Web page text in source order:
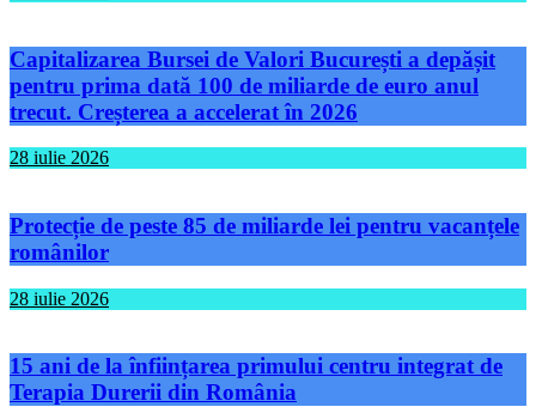
Capitalizarea Bursei de Valori București a depășit
pentru prima dată 100 de miliarde de euro anul
trecut. Creșterea a accelerat în 2026
28 iulie 2026
Protecție de peste 85 de miliarde lei pentru vacanțele
românilor
28 iulie 2026
15 ani de la înființarea primului centru integrat de
Terapia Durerii din România